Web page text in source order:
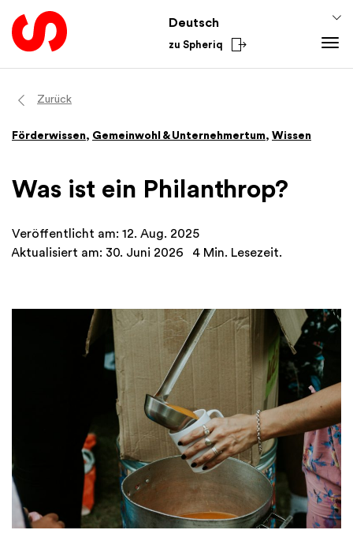
Deutsch
zu Spheriq
Verzeichnis
Recherche
Netzwerke
Fundraising-Tipps
Finanzen
Aus dem Sektor
Zurück
Förderwissen, Gemeinwohl & Unternehmertum, Wissen
Was ist ein Philanthrop?
Veröffentlicht am: 12. Aug. 2025
Aktualisiert am: 30. Juni 2026
4 Min. Lesezeit.